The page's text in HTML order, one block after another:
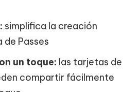
simplifica la creación
Passes
un toque: las tarjetas de
compartir fácilmente